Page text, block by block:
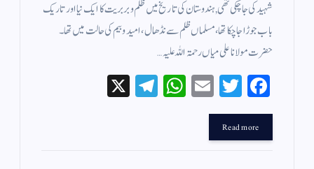
شہید کی جا چکی تھی, ہندوستان کی تاریخ میں ظلم و بربریت کا ایک نیا اور تاریک
باب جوڑا جا چکا تھا، مسلماں ظلم سے نڈھال، امید و بیم کی حالت میں تھا۔
حضرت مولانا علی میاں رحمۃ اللہ علیہ…
Fa
ce
bo
ok
T
wi
r
E
m
W
ha
Te
le
Read more